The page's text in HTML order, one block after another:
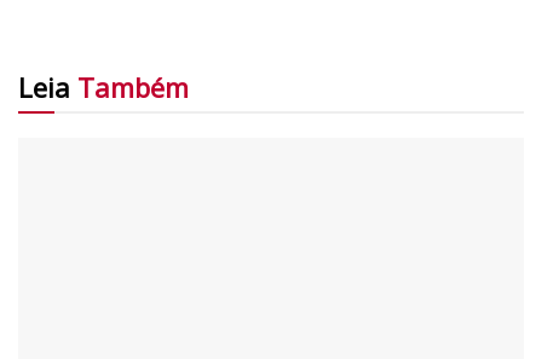
Leia Também